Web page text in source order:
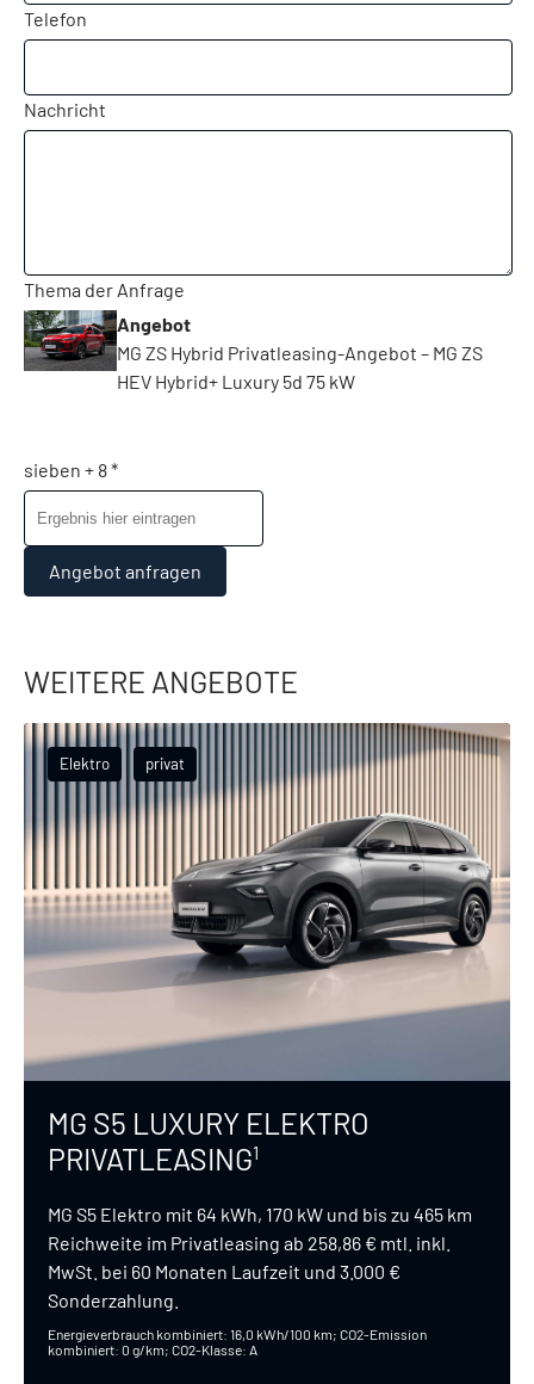
Telefon
Nachricht
Thema der Anfrage
Angebot
MG ZS Hybrid Privatleasing-Angebot – MG ZS
HEV Hybrid+ Luxury 5d 75 kW
sieben + 8 *
Angebot anfragen
WEITERE ANGEBOTE
Elektro privat
MG S5 LUXURY ELEKTRO
PRIVATLEASING1
MG S5 Elektro mit 64 kWh, 170 kW und bis zu 465 km
Reichweite im Privatleasing ab 258,86 € mtl. inkl.
MwSt. bei 60 Monaten Laufzeit und 3.000 €
Sonderzahlung.
Energieverbrauch kombiniert: 16,0 kWh/100 km; CO2-Emission
kombiniert: 0 g/km; CO2-Klasse: A